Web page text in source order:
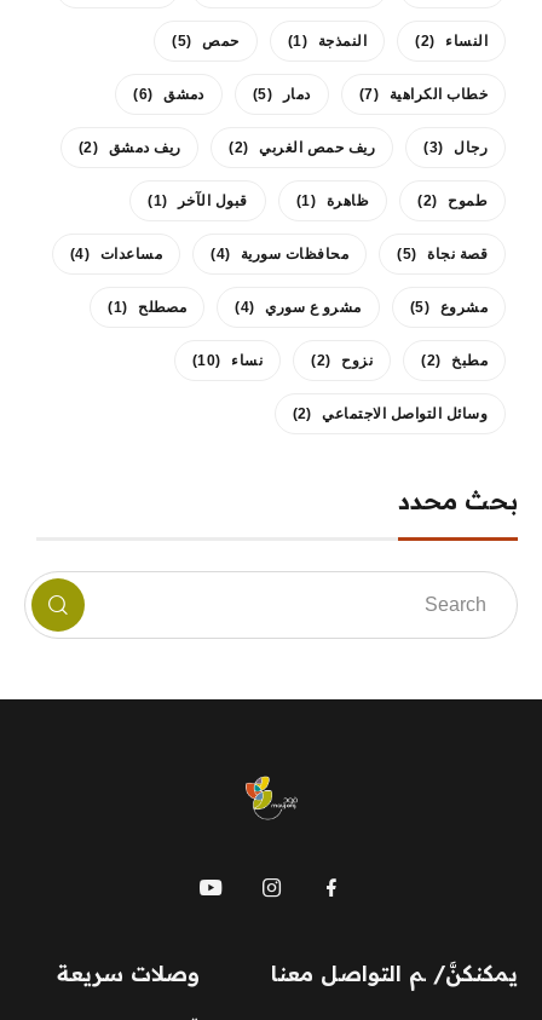
النساء (2) النمذجة (1) حمص (5)
خطاب الكراهية (7) دمار (5) دمشق (6)
رجال (3) ريف حمص الغربي (2) ريف دمشق (2)
طموح (2) ظاهرة (1) قبول الآخر (1)
قصة نجاة (5) محافظات سورية (4) مساعدات (4)
مشروع (5) مشرو ع سوري (4) مصطلح (1)
مطبخ (2) نزوح (2) نساء (10)
وسائل التواصل الاجتماعي (2)
بحث محدد
mauj
يمكنكنَّ/ ـم التواصل معنا وصلات سريعة